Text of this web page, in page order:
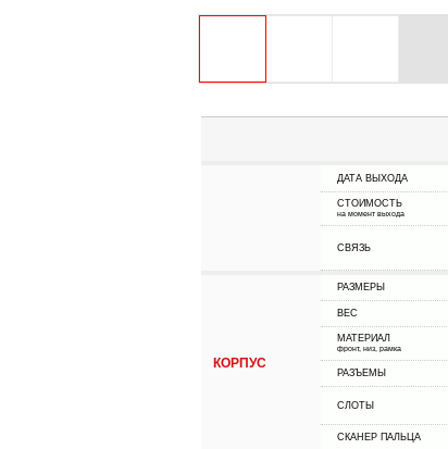
ДАТА ВЫХОДА
СТОИМОСТЬ
на момент выхода
СВЯЗЬ
КОРПУС
РАЗМЕРЫ
ВЕС
МАТЕРИАЛ
фронт, низ, рамка
РАЗЪЕМЫ
СЛОТЫ
СКАНЕР ПАЛЬЦА